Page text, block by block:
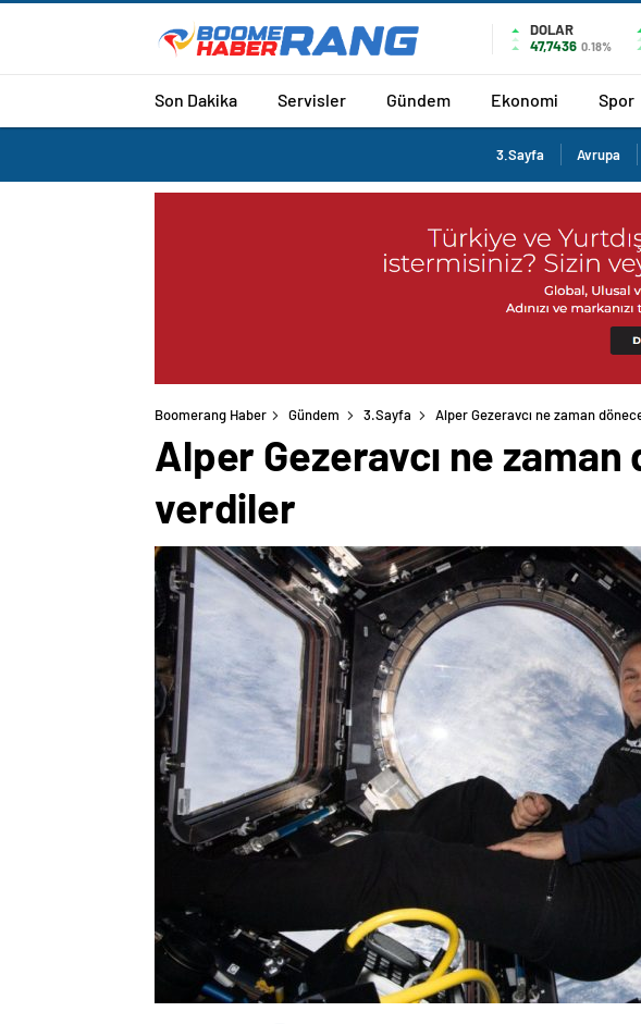
DOLAR
47,7436 0.18%
Son Dakika Servisler Gündem Ekonomi Spor
3.Sayfa Avrupa
Boomerang Haber Gündem 3.Sayfa Alper Gezeravcı ne zaman
Alper Gezeravcı ne
verdiler